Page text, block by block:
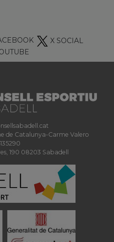
X SOCIAL
de Catalunya-Carme Valero
190 08203 Sabadell